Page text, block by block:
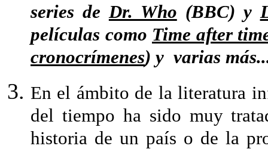
series deDr. Who (BBC) y
películas como Time after
cronocrímenes) y varias
En el ámbito de la literatura
del tiempo ha sido muy
historia de un país o de la